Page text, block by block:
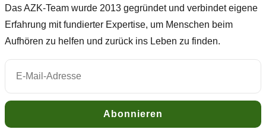
Das AZK-Team wurde 2013 gegründet und verbindet eigene
Erfahrung mit fundierter Expertise, um Menschen beim
Aufhören zu helfen und zurück ins Leben zu finden.